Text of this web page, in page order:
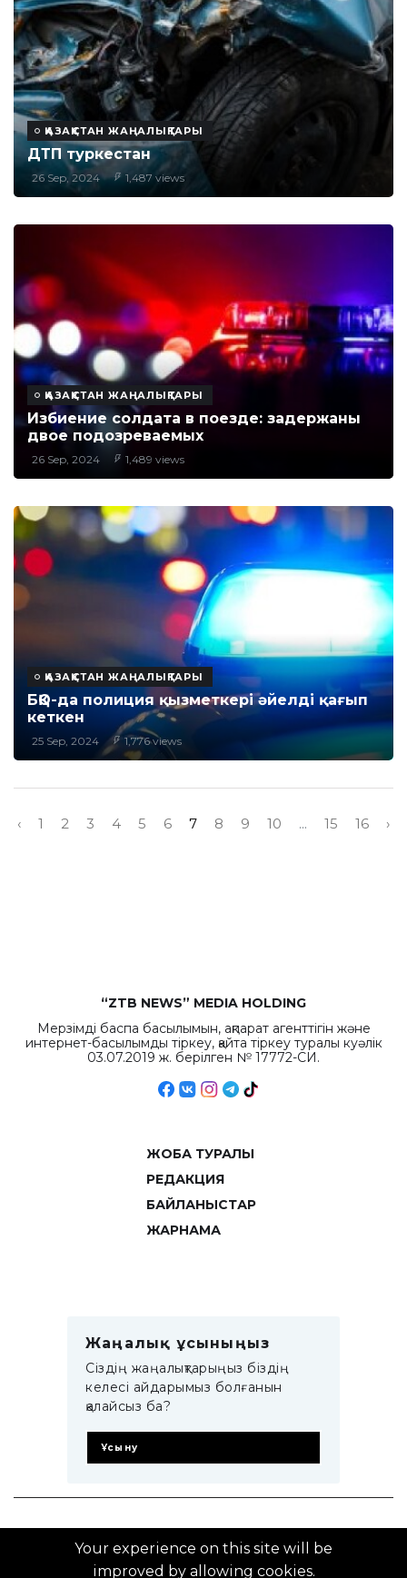
ҚАЗАҚСТАН ЖАҢАЛЫҚТАРЫ
ДТП туркестан
26 Sep, 2024 1,487 views
ҚАЗАҚСТАН ЖАҢАЛЫҚТАРЫ
Избиение солдата в поезде: задержаны
двое подозреваемых
26 Sep, 2024 1,489 views
ҚАЗАҚСТАН ЖАҢАЛЫҚТАРЫ
БҚО-да полиция қызметкері әйелді қағып
кеткен
25 Sep, 2024 1,776 views
‹ 1 2 3 4 5 6 7 8 9 10 ... 15 16 ›
“ZTB NEWS” MEDIA HOLDING
Мерзімді баспа басылымын, ақпарат агенттігін және
интернет-басылымды тіркеу, қайта тіркеу туралы куәлік
03.07.2019 ж. берілген № 17772-СИ.
ЖОБА ТУРАЛЫ
РЕДАКЦИЯ
БАЙЛАНЫСТАР
ЖАРНАМА
Жаңалық ұсыныңыз
Сіздің жаңалықтарыңыз біздің
келесі айдарымыз болғанын
қалайсыз ба?
Ұсыну
© 2014–2025 ZTB.KZ
Your experience on this site will be
improved by allowing cookies.